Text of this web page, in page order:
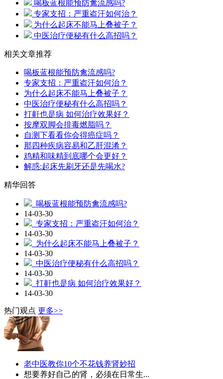
喝板蓝根能预防禽流感吗?
专家支招：严重盗汗如何治？
为什么起床不能马上叠被子？
中医治疗便秘有什么高招吗？
相关文章推荐
喝板蓝根能预防禽流感吗?
专家支招：严重盗汗如何治？
为什么起床不能马上叠被子？
中医治疗便秘有什么高招吗？
打鼾也是病 如何治疗效果好？
按摩双脚会排毒燃脂吗？
自测下看看你会得癌症吗？
那四种疾病容易和乙肝混淆？
鸡精和味精到底哪个会更好？
解惑:起床先刷牙还是先喝水?
精华回答
喝板蓝根能预防禽流感吗?
14-03-30
专家支招：严重盗汗如何治？
14-03-30
为什么起床不能马上叠被子？
14-03-30
中医治疗便秘有什么高招吗？
14-03-30
打鼾也是病 如何治疗效果好？
14-03-30
热门观点 更多>>
老中医教你10个不花钱养肾妙招
想要养好自己的肾，必须在日常生...